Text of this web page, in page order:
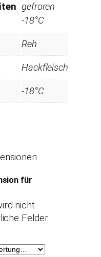
gefroren
-18°C
Reh
Hackfleisch
-18°C
für
nicht
Felder